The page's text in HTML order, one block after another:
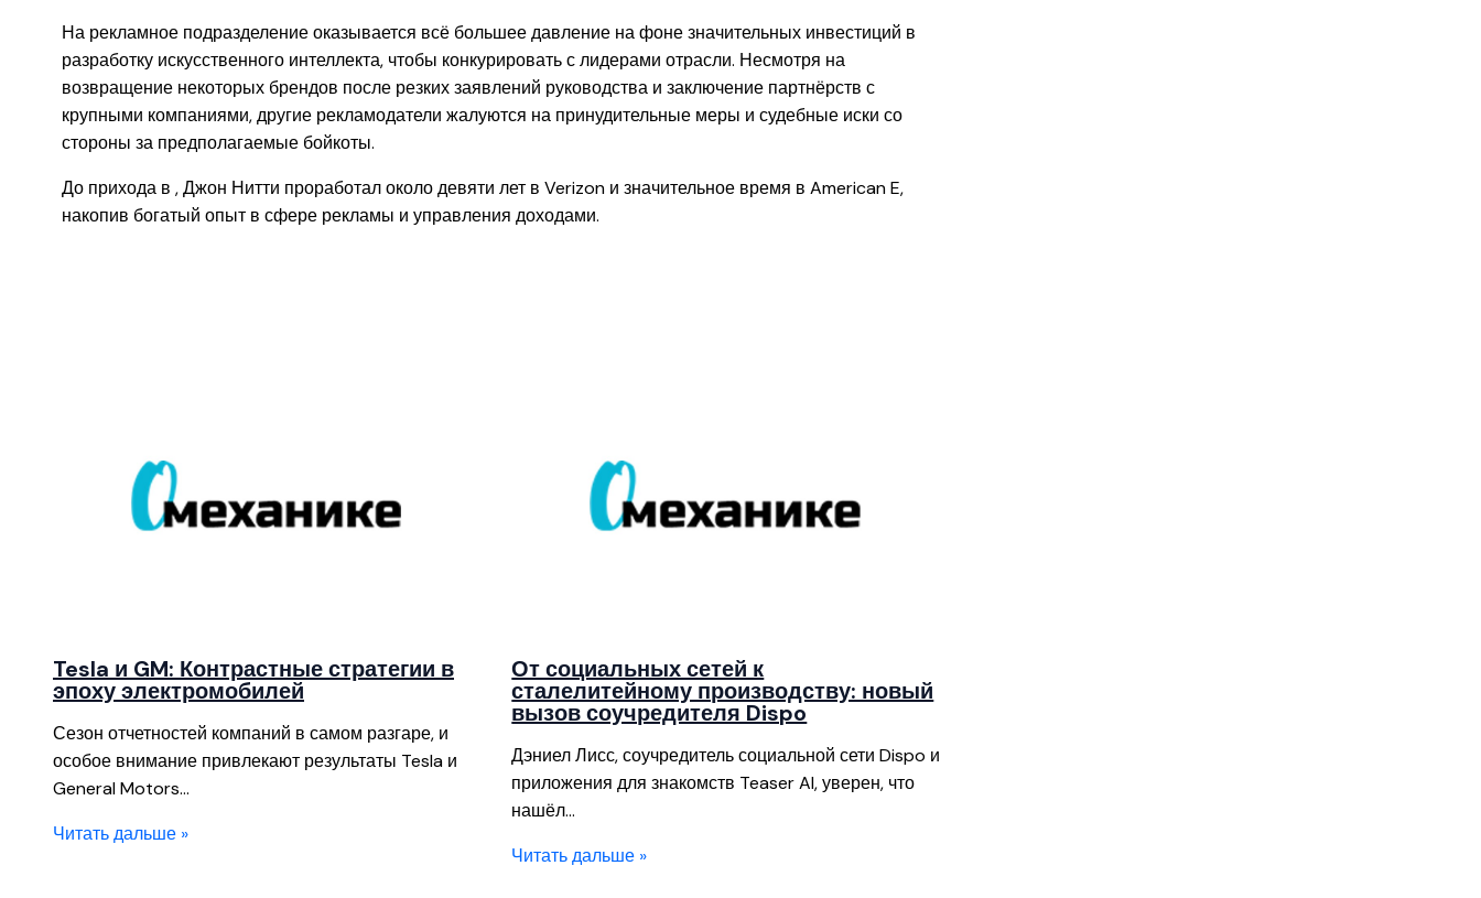
На рекламное подразделение оказывается всё большее давление на фоне значительных инвестиций в
разработку искусственного интеллекта, чтобы конкурировать с лидерами отрасли. Несмотря на
возвращение некоторых брендов после резких заявлений руководства и заключение партнёрств с
крупными компаниями, другие рекламодатели жалуются на принудительные меры и судебные иски со
стороны за предполагаемые бойкоты.
До прихода в , Джон Нитти проработал около девяти лет в Verizon и значительное время в American E,
накопив богатый опыт в сфере рекламы и управления доходами.
Tesla и GM: Контрастные стратегии в
эпоху электромобилей
Сезон отчетностей компаний в самом разгаре, и
особое внимание привлекают результаты Tesla и
General Motors…
Читать дальше »
От социальных сетей к
сталелитейному производству: новый
вызов соучредителя Dispo
Дэниел Лисс, соучредитель социальной сети Dispo и
приложения для знакомств Teaser AI, уверен, что
нашёл…
Читать дальше »